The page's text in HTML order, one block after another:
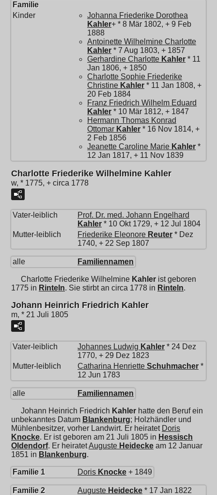
Familie
Kinder
Johanna Friederike Dorothea
Kahler+ * 8 Mär 1802, + 9 Feb
1888
Antoinette Wilhelmine Charlotte
Kahler * 7 Aug 1803, + 1857
Gerhardine Charlotte Kahler * 11
Jan 1806, + 1850
Charlotte Sophie Friederike
Christine Kahler * 11 Jan 1808, +
20 Feb 1884
Franz Friedrich Wilhelm Eduard
Kahler * 10 Mär 1812, + 1847
Hermann Thomas Konrad
Ottomar Kahler * 16 Nov 1814, +
2 Feb 1856
Jeanette Caroline Marie Kahler *
12 Jan 1817, + 11 Nov 1839
Charlotte Friederike Wilhelmine Kahler
w, * 1775, + circa 1778
Vater-leiblich Prof. Dr. med. Johann Engelhard
Kahler * 10 Okt 1729, + 12 Jul 1804
Mutter-leiblich
Friederike Eleonore Reuter * Dez
1740, + 22 Sep 1807
alle Familiennamen
Charlotte Friederike Wilhelmine Kahler ist geboren
1775 in Rinteln. Sie stirbt an circa 1778 in Rinteln.
Johann Heinrich Friedrich Kahler
m, * 21 Juli 1805
Vater-leiblich Johannes Ludwig Kahler * 24 Dez
1770, + 29 Dez 1823
Mutter-leiblich
Catharina Henriette Schuhmacher *
12 Jun 1783
alle Familiennamen
Johann Heinrich Friedrich Kahler hatte den Beruf ein
unbekanntes Datum Blankenburg; Holzhändler und
Mühlenbesitzer, vorher Landwirt. Er heiratet Doris
Knocke. Er ist geboren am 21 Juli 1805 in Hessisch
Oldendorf. Er heiratetAuguste Heidecke am 12 Januar
1851 in Blankenburg.
Familie 1 Doris Knocke + 1849
Familie 2 Auguste Heidecke * 17 Jan 1822